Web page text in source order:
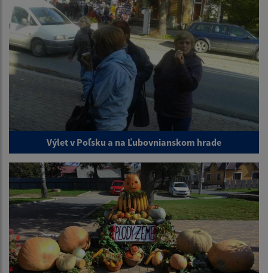
Výlet v Poľsku a na Ľubovnianskom hrade